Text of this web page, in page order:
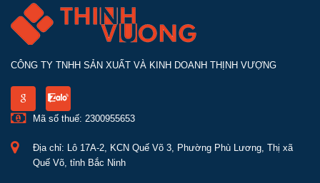
CÔNG TY TNHH SẢN XUẤT VÀ KINH DOANH THỊNH VƯỢNG
Mã số thuế: 2300955653
Địa chỉ: Lô 17A-2, KCN Quế Võ 3, Phường Phù Lương, Thị xã
Quế Võ, tỉnh Bắc Ninh